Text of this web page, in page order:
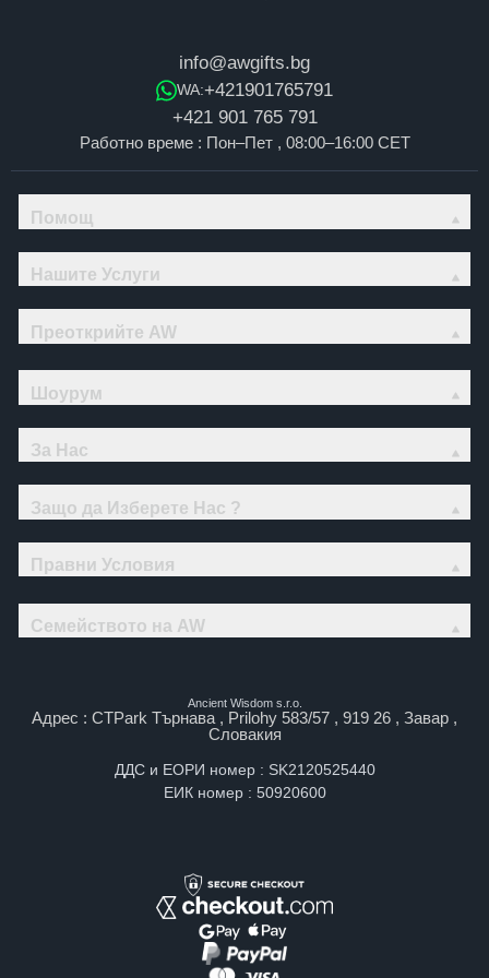
info@awgifts.bg
WA:+421901765791
+421 901 765 791
Работно време : Пон–Пет , 08:00–16:00 CET
Помощ
Нашите Услуги
Преоткрийте AW
Шоурум
За Нас
Защо да Изберете Нас ?
Правни Условия
Семейството на AW
Ancient Wisdom s.r.o.
Адрес : CTPark Търнава , Prilohy 583/57 , 919 26 , Завар ,
Словакия
ДДС и ЕОРИ номер : SK2120525440
ЕИК номер : 50920600